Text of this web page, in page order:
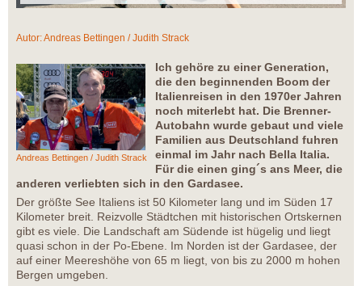
Autor:Andreas Bettingen / Judith Strack
Andreas Bettingen / Judith Strack
Ich gehöre zu einer Generation,
die den beginnenden Boom der
Italienreisen in den 1970er Jahren
noch miterlebt hat. Die Brenner-
Autobahn wurde gebaut und viele
Familien aus Deutschland fuhren
einmal im Jahr nach Bella Italia.
Für die einen ging´s ans Meer, die
anderen verliebten sich in den Gardasee.
Der größte See Italiens ist 50 Kilometer lang und im Süden 17
Kilometer breit. Reizvolle Städtchen mit historischen Ortskernen
gibt es viele. Die Landschaft am Südende ist hügelig und liegt
quasi schon in der Po-Ebene. Im Norden ist der Gardasee, der
auf einer Meereshöhe von 65 m liegt, von bis zu 2000 m hohen
Bergen umgeben.